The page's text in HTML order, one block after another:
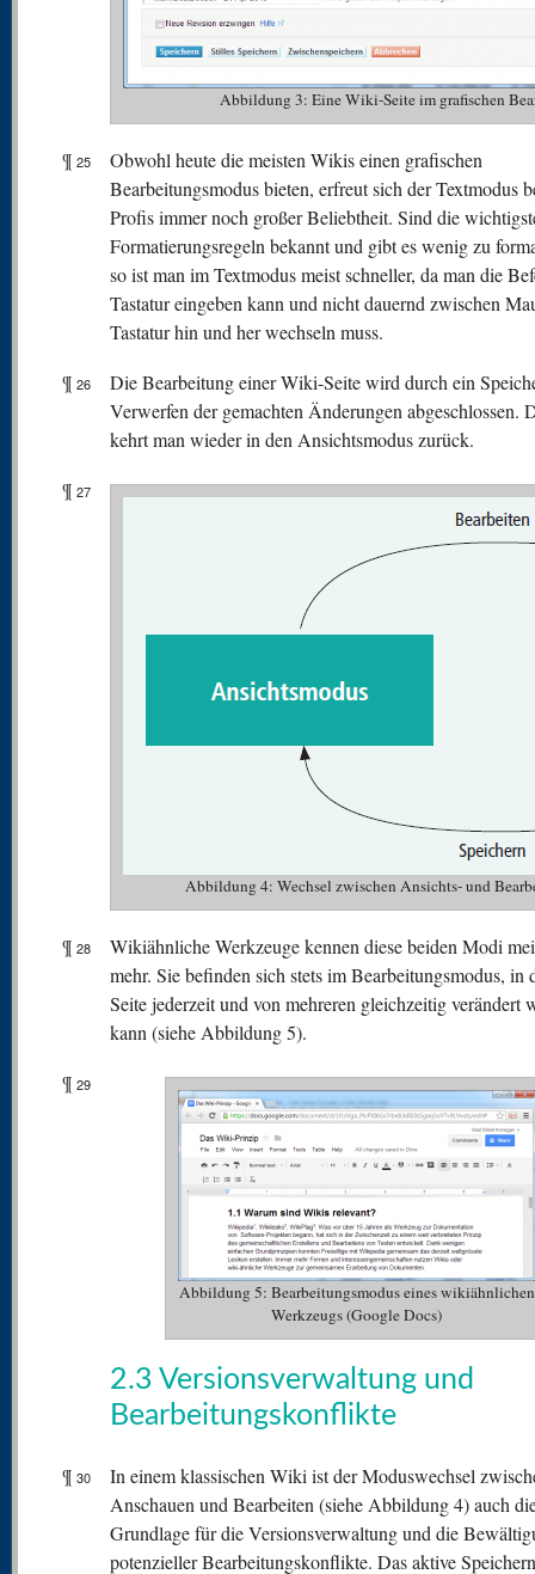
Abbildung 3: Eine Wiki-Seite im grafischen
¶ 25
Obwohl heute die meisten Wikis einen grafischen
Bearbeitungsmodus bieten, erfreut sich der Textmodus
Profis immer noch großer Beliebtheit. Sind die
Formatierungsregeln bekannt und gibt es wenig zu
so ist man im Textmodus meist schneller, da man die
Tastatur eingeben kann und nicht dauernd zwischen
Tastatur hin und her wechseln muss.
¶ 26
Die Bearbeitung einer Wiki-Seite wird durch ein
Verwerfen der gemachten Änderungen abgeschlossen.
kehrt man wieder in den Ansichtsmodus zurück.
¶ 27
Abbildung 4: Wechsel zwischen Ansichts- und
¶ 28
Wikiähnliche Werkzeuge kennen diese beiden Modi
mehr. Sie befinden sich stets im Bearbeitungsmodus, in
Seite jederzeit und von mehreren gleichzeitig verändert
kann (siehe Abbildung 5).
¶ 29
Abbildung 5: Bearbeitungsmodus eines wikiähnlichen
Werkzeugs (Google Docs)
2.3 Versionsverwaltung und
Bearbeitungskonflikte
¶ 30
In einem klassischen Wiki ist der Moduswechsel
Anschauen und Bearbeiten (siehe Abbildung 4) auch
Grundlage für die Versionsverwaltung und die
potenzieller Bearbeitungskonflikte. Das aktive